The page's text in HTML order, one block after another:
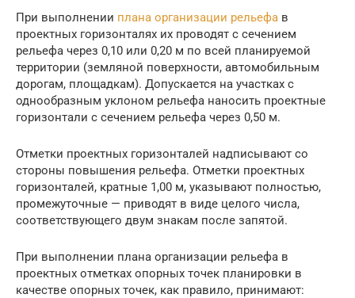
При выполнении плана организации рельефа в
проектных горизонталях их проводят с сечением
рельефа через 0,10 или 0,20 м по всей планируемой
территории (земляной поверхности, автомобильным
дорогам, площадкам). Допускается на участках с
однообразным уклоном рельефа наносить проектные
горизонтали с сечением рельефа через 0,50 м.
Отметки проектных горизонталей надписывают со
стороны повышения рельефа. Отметки проектных
горизонталей, кратные 1,00 м, указывают полностью,
промежуточные — приводят в виде целого числа,
соответствующего двум знакам после запятой.
При выполнении плана организации рельефа в
проектных отметках опорных точек планировки в
качестве опорных точек, как правило, принимают: